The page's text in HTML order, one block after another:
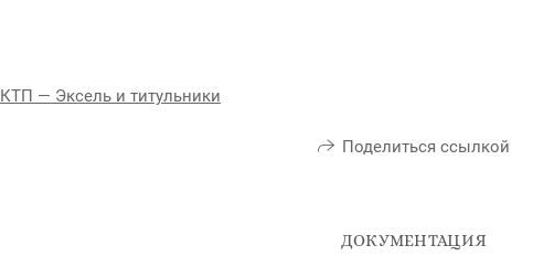
КТП — Эксель и титульники
Поделиться ссылкой
ДОКУМЕНТАЦИЯ